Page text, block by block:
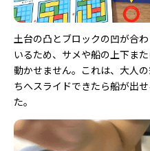
土台の凸とブロックの凹が合
いるため、サメや船の上下ま
動かせません。これは、大人
ちへスライドできたら船が出
た。